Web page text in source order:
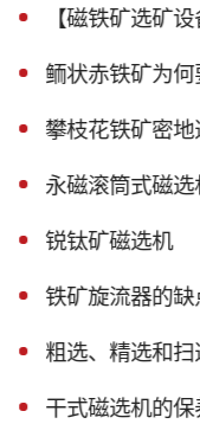
【磁铁矿选矿
鲕状赤铁矿为何
攀枝花铁矿密
永磁滚筒式磁
锐钛矿磁选机
铁矿旋流器的缺
粗选、精选和
干式磁选机的保